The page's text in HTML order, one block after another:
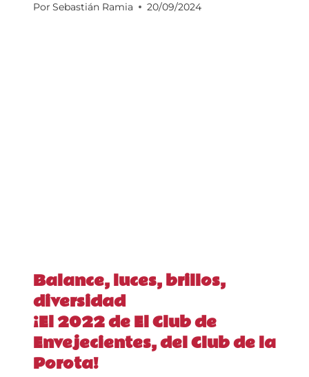
Por Sebastián Ramia 20/09/2024
Balance, luces, brillos,
diversidad
¡El 2022 de El Club de
Envejecientes, del Club de la
Porota!